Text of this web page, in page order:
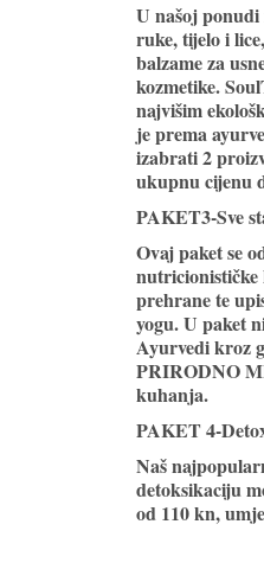
U našoj ponudi
ruke, tijelo i
balzame za
kozmetike.
najvišim
je prema
izabrati2
ukupnu cijenu
PAKET3-Sve
Ovaj paket se
nutricionističke
prehrane te
yogu. U paket
Ayurvedi kroz
PRIRODNO
kuhanja.
PAKET 4-
Naš
detoksikaciju
od 110 kn,